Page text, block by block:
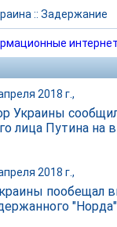
:: Задержание
2018 г.,
Украины
лица Путина на
2018 г.,
пообещал